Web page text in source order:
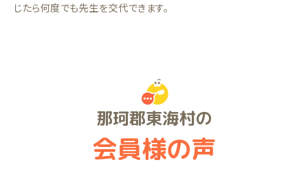
じたら何度でも先生を交代できます。
那珂郡東海村の
会員様の声